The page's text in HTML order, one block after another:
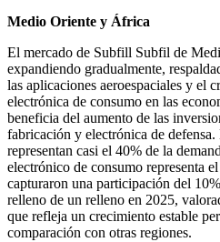
Medio Oriente y África
El mercado de Subfill Subfil de
expandiendo gradualmente,
las aplicaciones aeroespaciales y el
electrónica de consumo en las
beneficia del aumento de las
fabricación y electrónica de
representan casi el 40% de la
electrónico de consumo representa
capturaron una participación del
relleno de un relleno en 2025,
que refleja un crecimiento estable
comparación con otras regiones.